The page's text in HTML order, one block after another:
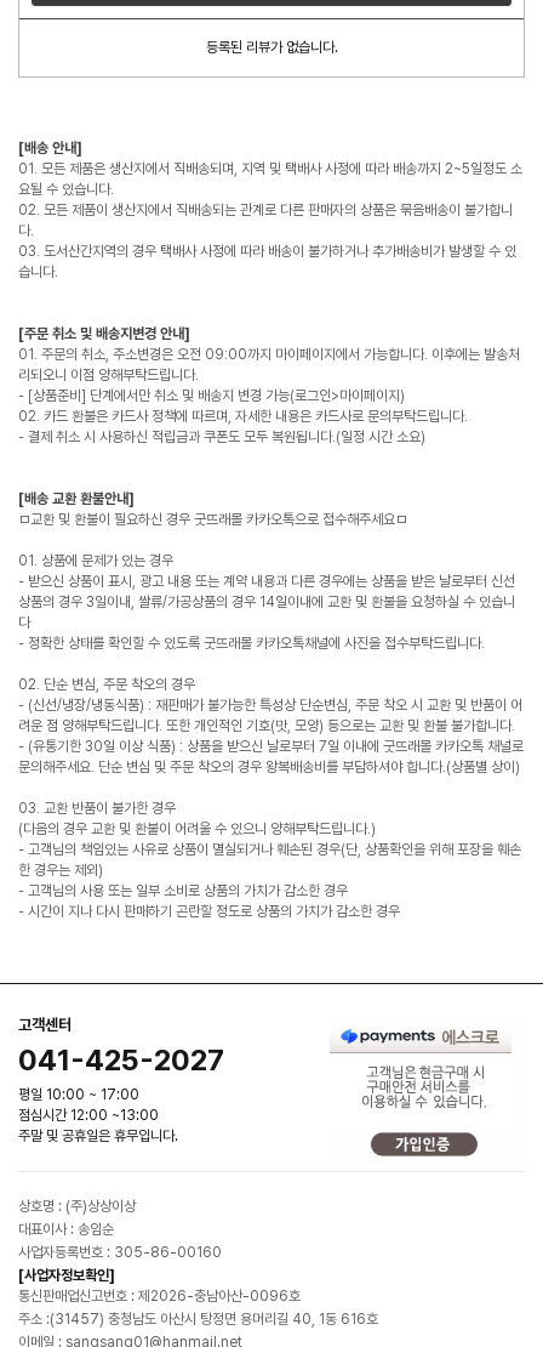
등록된 리뷰가 없습니다.
[배송 안내]
01. 모든 제품은 생산지에서 직배송되며, 지역 및 택배사 사정에 따라 배송까지 2~5일정도 소
요될 수 있습니다.
02. 모든 제품이 생산지에서 직배송되는 관계로 다른 판매자의 상품은 묶음배송이 불가합니
다.
03. 도서산간지역의 경우 택배사 사정에 따라 배송이 불가하거나 추가배송비가 발생할 수 있
습니다.
[주문 취소 및 배송지변경 안내]
01. 주문의 취소, 주소변경은 오전 09:00까지 마이페이지에서 가능합니다. 이후에는 발송처
리되오니 이점 양해부탁드립니다.
- [상품준비] 단계에서만 취소 및 배송지 변경 가능(로그인>마이페이지)
02. 카드 환불은 카드사 정책에 따르며, 자세한 내용은 카드사로 문의부탁드립니다.
- 결제 취소 시 사용하신 적립금과 쿠폰도 모두 복원됩니다.(일정 시간 소요)
[배송 교환 환불안내]
ㅁ교환 및 환불이 필요하신 경우 굿뜨래몰 카카오톡으로 접수해주세요ㅁ
01. 상품에 문제가 있는 경우
- 받으신 상품이 표시, 광고 내용 또는 계약 내용과 다른 경우에는 상품을 받은 날로부터 신선
상품의 경우 3일이내, 쌀류/가공상품의 경우 14일이내에 교환 및 환불을 요청하실 수 있습니
다
- 정확한 상태를 확인할 수 있도록 굿뜨래몰 카카오톡채널에 사진을 접수부탁드립니다.
02. 단순 변심, 주문 착오의 경우
- (신선/냉장/냉동식품) : 재판매가 불가능한 특성상 단순변심, 주문 착오 시 교환 및 반품이 어
려운 점 양해부탁드립니다. 또한 개인적인 기호(맛, 모양) 등으로는 교환 및 환불 불가합니다.
- (유통기한 30일 이상 식품) : 상품을 받으신 날로부터 7일 이내에 굿뜨래몰 카카오톡 채널로
문의해주세요. 단순 변심 및 주문 착오의 경우 왕복배송비를 부담하셔야 합니다.(상품별 상이)
03. 교환 반품이 불가한 경우
(다음의 경우 교환 및 환불이 어려울 수 있으니 양해부탁드립니다.)
- 고객님의 책임있는 사유로 상품이 멸실되거나 훼손된 경우(단, 상품확인을 위해 포장을 훼손
한 경우는 제외)
- 고객님의 사용 또는 일부 소비로 상품의 가치가 감소한 경우
- 시간이 지나 다시 판매하기 곤란할 정도로 상품의 가치가 감소한 경우
고객센터
041-425-2027
평일 10:00 ~ 17:00
점심시간 12:00 ~13:00
주말 및 공휴일은 휴무입니다.
상호명 : (주)상상이상
대표이사 : 송임순
사업자등록번호 : 305-86-00160
[사업자정보확인]
통신판매업신고번호 : 제2026-충남아산-0096호
주소 :(31457) 충청남도 아산시 탕정면 용머리길 40, 1동 616호
이메일 : sangsang01@hanmail.net